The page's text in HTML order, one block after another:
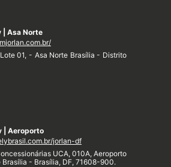
| Asa Norte
01, - Asa Norte Brasília - Distrito
| Aeroporto
jorlan-df
UCA, 010A, Aeroporto
Brasília - Brasília, DF, 71608-900.